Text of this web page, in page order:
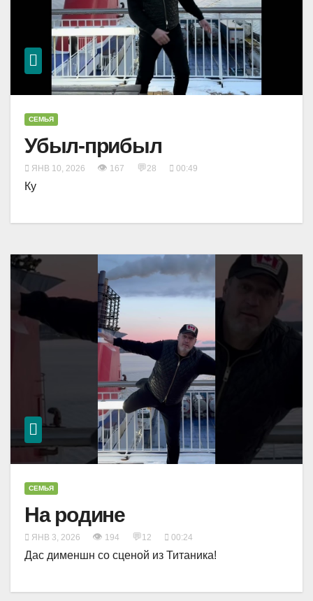
СЕМЬЯ
Убыл-прибыл
ЯНВ 10, 2026 👁 167 💬28 00:49
Ку
СЕМЬЯ
На родине
ЯНВ 3, 2026 👁 194 💬12 00:24
Дас дименшн со сценой из Титаника!